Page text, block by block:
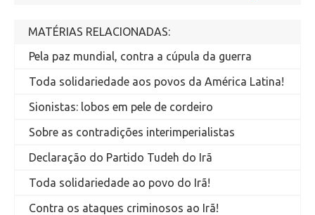
MATÉRIAS RELACIONADAS:
Pela paz mundial, contra a cúpula da guerra
Toda solidariedade aos povos da América Latina!
Sionistas: lobos em pele de cordeiro
Sobre as contradições interimperialistas
Declaração do Partido Tudeh do Irã
Toda solidariedade ao povo do Irã!
Contra os ataques criminosos ao Irã!